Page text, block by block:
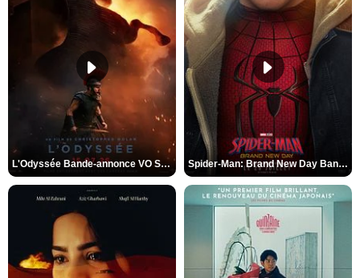
L'Odyssée Bande-annonce VO STFR Spider-Man: Brand New Day Bande-annonce VO STFR